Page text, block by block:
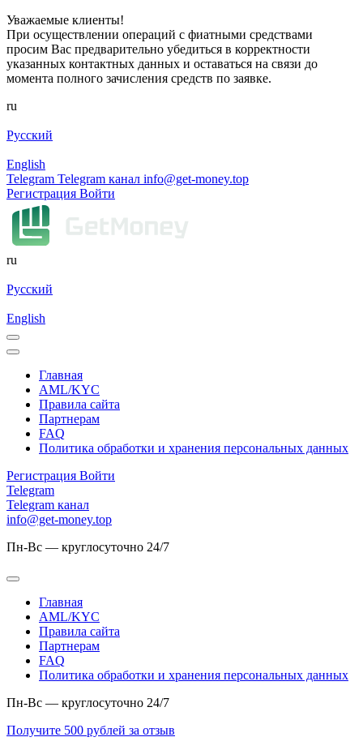
Уважаемые клиенты!
При осуществлении операций с фиатными средствами
просим Вас предварительно убедиться в корректности
указанных контактных данных и оставаться на связи до
момента полного зачисления средств по заявке.
ru
Русский
English
Telegram Telegram канал info@get-money.top
Регистрация Войти
ru
Русский
English
Главная
AML/KYC
Правила сайта
Партнерам
FAQ
Политика обработки и хранения персональных данных
Регистрация Войти
Telegram
Telegram канал
info@get-money.top
Пн-Вс — круглосуточно 24/7
Главная
AML/KYC
Правила сайта
Партнерам
FAQ
Политика обработки и хранения персональных данных
Пн-Вс — круглосуточно 24/7
Получите 500 рублей за отзыв